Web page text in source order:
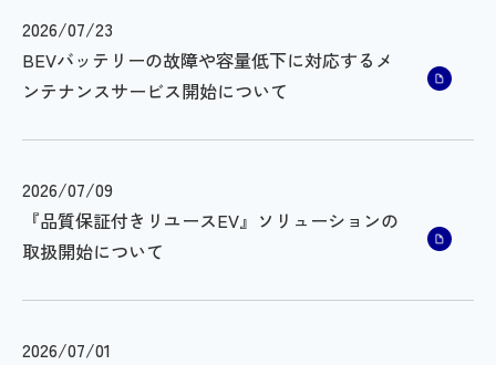
2026/07/23
BEVバッテリーの故障や容量低下に対応するメ
ンテナンスサービス開始について
2026/07/09
『品質保証付きリユースEV』ソリューションの
取扱開始について
2026/07/01